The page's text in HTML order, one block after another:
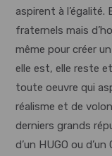
aspirent à l’égalité.
fraternels mais
même pour créer
elle est, elle reste
toute oeuvre qui
réalisme et de
derniers grands
d’un HUGO ou